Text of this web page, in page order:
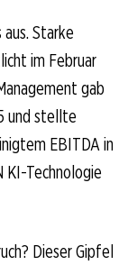
Starke
im Februar
gab
und stellte
EBITDA in
KI-Technologie
Dieser Gipfel